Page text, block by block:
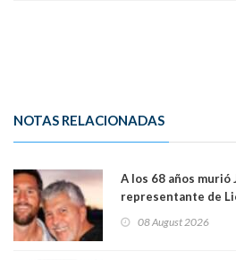
NOTAS RELACIONADAS
A los 68 años murió
representante de
08 August 2026